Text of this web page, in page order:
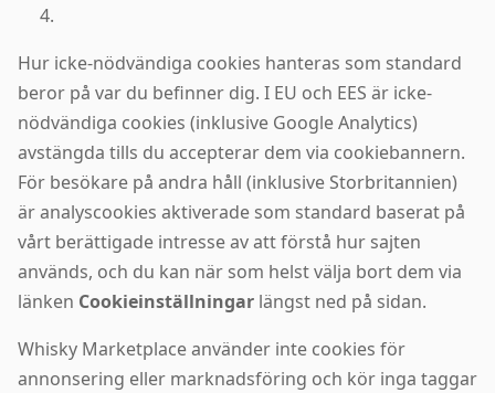
4.
Hur icke-nödvändiga cookies hanteras som standard
beror på var du befinner dig. I EU och EES är icke-
nödvändiga cookies (inklusive Google Analytics)
avstängda tills du accepterar dem via cookiebannern.
För besökare på andra håll (inklusive Storbritannien)
är analyscookies aktiverade som standard baserat på
vårt berättigade intresse av att förstå hur sajten
används, och du kan när som helst välja bort dem via
länken Cookieinställningar längst ned på sidan.
Whisky Marketplace använder inte cookies för
annonsering eller marknadsföring och kör inga taggar